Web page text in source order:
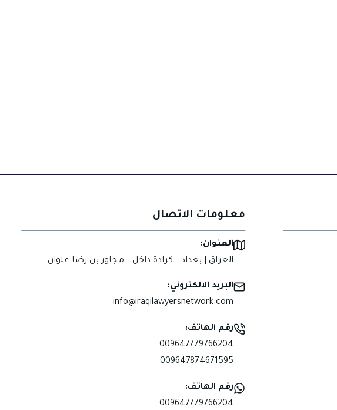
معلومات الاتصال
العنوان:
العراق | بغداد – كرادة داخل – مجاور بن رضا علوان.
البريد الالكتروني:
info@iraqilawyersnetwork.com
رقم الهاتف:
009647779766204
009647874671595
رقم الهاتف:
009647779766204